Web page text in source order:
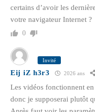
certains d’avoir les
votre navigateur Internet ?
0
Invité
Eij iZ h3r3 2026 ans
Les vidéos fonctionnent
donc je supposerai plutôt